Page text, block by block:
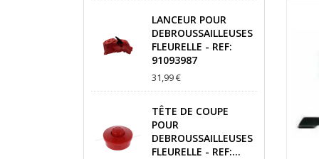
LANCEUR POUR
DEBROUSSAILLEUSES
FLEURELLE - REF:
91093987
31,99 €
TÊTE DE COUPE
POUR
DEBROUSSAILLEUSES
FLEURELLE - REF:...